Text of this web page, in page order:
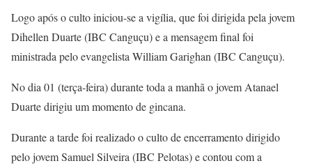
Logo após o culto iniciou-se a vigília, que foi dirigida pela jovem
Dihellen Duarte (IBC Canguçu) e a mensagem final foi
ministrada pelo evangelista William Garighan (IBC Canguçu).
No dia 01 (terça-feira) durante toda a manhã o jovem Atanael
Duarte dirigiu um momento de gincana.
Durante a tarde foi realizado o culto de encerramento dirigido
pelo jovem Samuel Silveira (IBC Pelotas) e contou com a